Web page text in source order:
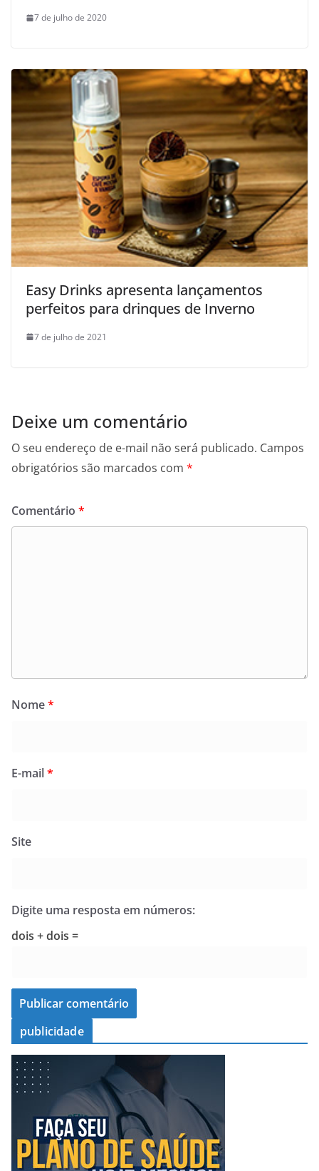
7 de julho de 2020
Easy Drinks apresenta lançamentos
perfeitos para drinques de Inverno
7 de julho de 2021
Deixe um comentário
O seu endereço de e-mail não será publicado. Campos
obrigatórios são marcados com *
Comentário *
Nome*
E-mail*
Site
Digite uma resposta em números:
dois + dois =
publicidade